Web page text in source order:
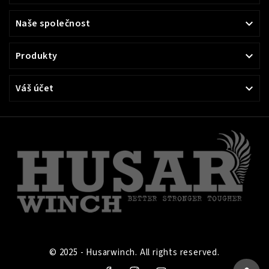
Naše společnost 
Produkty 
Váš účet 
© 2025 - Husarwinch. All rights reserved.